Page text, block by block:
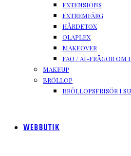
EXTENSIONS
EXTREMFÄRG
HÅRDETOX
OLAPLEX
MAKEOVER
FAQ / AI-FRÅGOR OM
MAKEUP
BRÖLLOP
BRÖLLOPSFRISÖR I
WEBBUTIK